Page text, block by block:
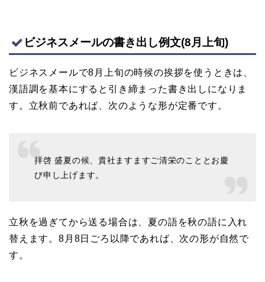
ビジネスメールの書き出し例文(8月上旬)
ビジネスメールで8月上旬の時候の挨拶を使うときは、
漢語調を基本にすると引き締まった書き出しになりま
す。立秋前であれば、次のような形が定番です。
拝啓 盛夏の候、貴社ますますご清栄のこととお慶
び申し上げます。
立秋を過ぎてから送る場合は、夏の語を秋の語に入れ
替えます。8月8日ごろ以降であれば、次の形が自然で
す。